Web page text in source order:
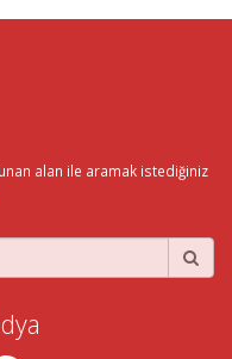
alan ile aramak istediğiniz